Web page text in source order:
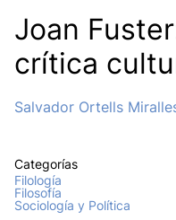
Joan
crítica
Salvador Ortells
Categorías
Filología
Filosofía
Sociología y Política